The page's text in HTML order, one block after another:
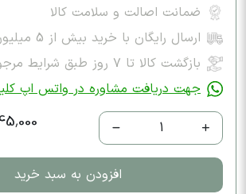
ضمانت اصالت و سلامت کالا
ارسال رایگان با خرید بیش از 5 میلیون تومان
بازگشت کالا تا ۷ روز طبق شرایط مرجوعی
جهت دریافت مشاوره در واتس اپ
1
445,000
افزودن به سبد خرید